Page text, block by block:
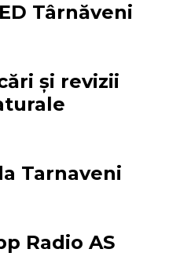
Târnăveni
și revizii
Tarnaveni
Radio AS